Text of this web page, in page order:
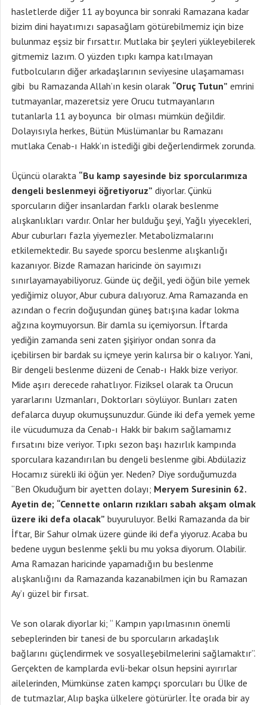
hasletlerde diğer 11 ay boyunca bir sonraki Ramazana kadar
bizim dini hayatımızı sapasağlam götürebilmemiz için bize
bulunmaz eşsiz bir fırsattır. Mutlaka bir şeyleri yükleyebilerek
gitmemiz lazım. O yüzden tıpkı kampa katılmayan
futbolcuların diğer arkadaşlarının seviyesine ulaşamaması
gibi bu Ramazanda Allah’ın kesin olarak “Oruç Tutun” emrini
tutmayanlar, mazeretsiz yere Orucu tutmayanların
tutanlarla 11 ay boyunca bir olması mümkün değildir.
Dolayısıyla herkes, Bütün Müslümanlar bu Ramazanı
mutlaka Cenab-ı Hakk’ın istediği gibi değerlendirmek zorunda.
Üçüncü olarakta “Bu kamp sayesinde biz sporcularımıza
dengeli beslenmeyi öğretiyoruz” diyorlar. Çünkü
sporcuların diğer insanlardan farklı olarak beslenme
alışkanlıkları vardır. Onlar her bulduğu şeyi, Yağlı yiyecekleri,
Abur cuburları fazla yiyemezler. Metabolizmalarını
etkilemektedir. Bu sayede sporcu beslenme alışkanlığı
kazanıyor. Bizde Ramazan haricinde ön sayımızı
sınırlayamayabiliyoruz. Günde üç değil, yedi öğün bile yemek
yediğimiz oluyor, Abur cubura dalıyoruz. Ama Ramazanda en
azından o fecrin doğuşundan güneş batışına kadar lokma
ağzına koymuyorsun. Bir damla su içemiyorsun. İftarda
yediğin zamanda seni zaten şişiriyor ondan sonra da
içebilirsen bir bardak su içmeye yerin kalırsa bir o kalıyor. Yani,
Bir dengeli beslenme düzeni de Cenab-ı Hakk bize veriyor.
Mide aşırı derecede rahatlıyor. Fiziksel olarak ta Orucun
yararlarını Uzmanları, Doktorları söylüyor. Bunları zaten
defalarca duyup okumuşsunuzdur. Günde iki defa yemek yeme
ile vücudumuza da Cenab-ı Hakk bir bakım sağlamamız
fırsatını bize veriyor. Tıpkı sezon başı hazırlık kampında
sporculara kazandırılan bu dengeli beslenme gibi. Abdülaziz
Hocamız sürekli iki öğün yer. Neden? Diye sorduğumuzda
“Ben Okuduğum bir ayetten dolayı; Meryem Suresinin 62.
Ayetin de; “Cennette onların rızıkları sabah akşam olmak
üzere iki defa olacak” buyuruluyor. Belki Ramazanda da bir
İftar, Bir Sahur olmak üzere günde iki defa yiyoruz. Acaba bu
bedene uygun beslenme şekli bu mu yoksa diyorum. Olabilir.
Ama Ramazan haricinde yapamadığın bu beslenme
alışkanlığını da Ramazanda kazanabilmen için bu Ramazan
Ay’ı güzel bir fırsat.
Ve son olarak diyorlar ki; “ Kampın yapılmasının önemli
sebeplerinden bir tanesi de bu sporcuların arkadaşlık
bağlarını güçlendirmek ve sosyalleşebilmelerini sağlamaktır”.
Gerçekten de kamplarda evli-bekar olsun hepsini ayırırlar
ailelerinden, Mümkünse zaten kampçı sporcuları bu Ülke de
de tutmazlar, Alıp başka ülkelere götürürler. İte orada bir ay